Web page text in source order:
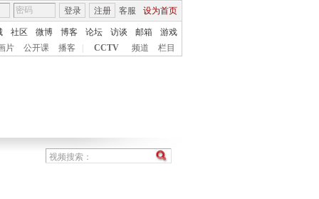
客服 设为首页
登录 注册
社区 微博 博客 论坛 访谈 邮箱
游戏
片 公开课 播客 CCTV 频道 栏目